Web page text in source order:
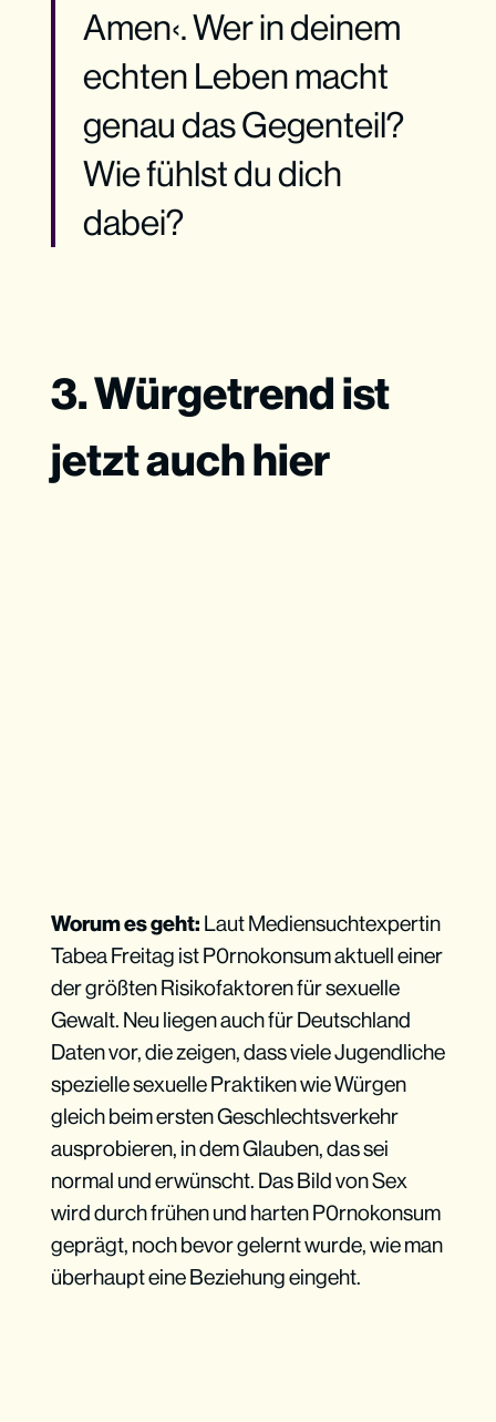
Amen‹. Wer in deinem
echten Leben macht
genau das Gegenteil?
Wie fühlst du dich
dabei?
3. Würgetrend ist
jetzt auch hier
Worum es geht: Laut Mediensuchtexpertin
Tabea Freitag ist P0rnokonsum aktuell einer
der größten Risikofaktoren für sexuelle
Gewalt. Neu liegen auch für Deutschland
Daten vor, die zeigen, dass viele Jugendliche
spezielle sexuelle Praktiken wie Würgen
gleich beim ersten Geschlechtsverkehr
ausprobieren, in dem Glauben, das sei
normal und erwünscht. Das Bild von Sex
wird durch frühen und harten P0rnokonsum
geprägt, noch bevor gelernt wurde, wie man
überhaupt eine Beziehung eingeht.